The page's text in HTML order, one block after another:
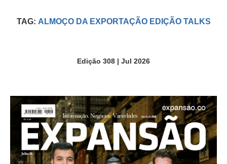
TAG: ALMOÇO DA EXPORTAÇÃO EDIÇÃO TALKS
Edição 308 | Jul 2026